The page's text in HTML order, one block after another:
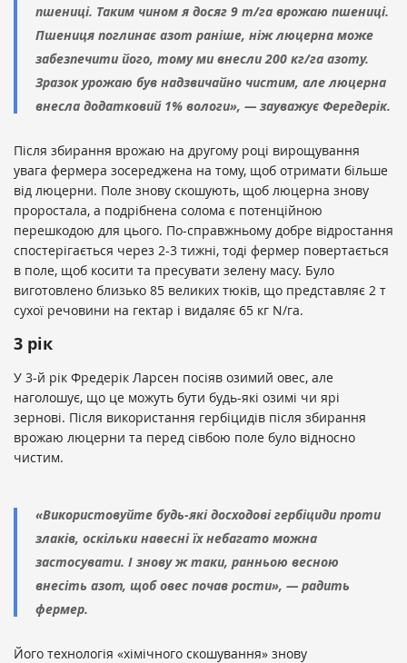
пшениці. Таким чином я досяг 9 т/га врожаю пшениці.
Пшениця поглинає азот раніше, ніж люцерна може
забезпечити його, тому ми внесли 200 кг/га азоту.
Зразок урожаю був надзвичайно чистим, але люцерна
внесла додатковий 1% вологи», — зауважує Фередерік.
Після збирання врожаю на другому році вирощування
увага фермера зосереджена на тому, щоб отримати більше
від люцерни. Поле знову скошують, щоб люцерна знову
проростала, а подрібнена солома є потенційною
перешкодою для цього. По-справжньому добре відростання
спостерігається через 2-3 тижні, тоді фермер повертається
в поле, щоб косити та пресувати зелену масу. Було
виготовлено близько 85 великих тюків, що представляє 2 т
сухої речовини на гектар і видаляє 65 кг N/га.
3 рік
У 3-й рік Фредерік Ларсен посіяв озимий овес, але
наголошує, що це можуть бути будь-які озимі чи ярі
зернові. Після використання гербіцидів після збирання
врожаю люцерни та перед сівбою поле було відносно
чистим.
«Використовуйте будь-які досходові гербіциди проти
злаків, оскільки навесні їх небагато можна
застосувати. І знову ж таки, ранньою весною
внесіть азот, щоб овес почав рости», — радить
фермер.
Його технологія «хімічного скошування» знову